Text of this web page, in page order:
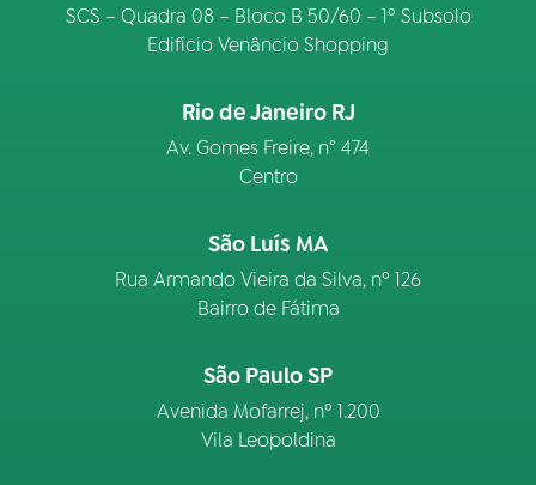
SCS – Quadra 08 – Bloco B 50/60 – 1º Subsolo
Edifício Venâncio Shopping
Rio de Janeiro RJ
Av. Gomes Freire, n° 474
Centro
São Luís MA
Rua Armando Vieira da Silva, nº 126
Bairro de Fátima
São Paulo SP
Avenida Mofarrej, nº 1.200
Vila Leopoldina